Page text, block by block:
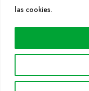
las cookies.
SEGUEIX-NOS
WEB
Árees de treball